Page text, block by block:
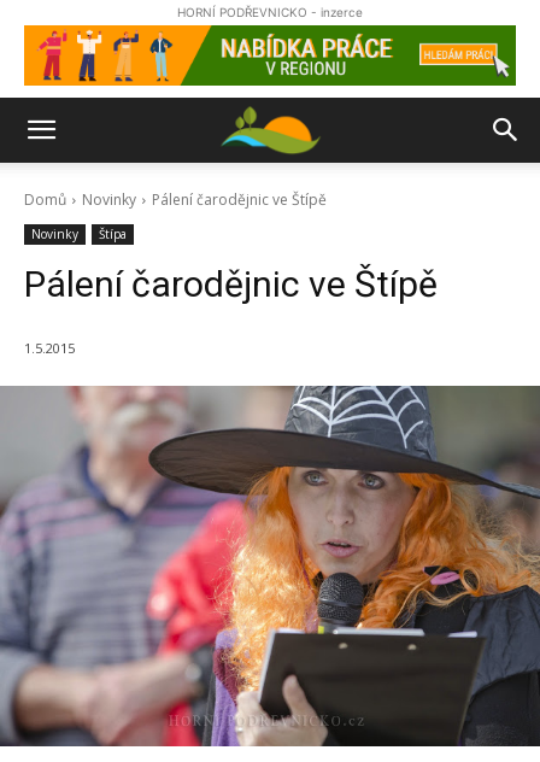
HORNÍ PODŘEVNICKO - inzerce
Domů Novinky Pálení čarodějnic ve Štípě
Novinky Štípa
Pálení čarodějnic ve Štípě
1.5.2015